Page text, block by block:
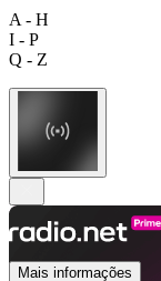
A - H
I - P
Q - Z
Mais informações